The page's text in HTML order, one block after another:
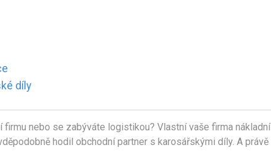
díly
firmu nebo se zabýváte logistikou? Vlastní vaše firma nákladní
hodil obchodní partner s karosářskými díly. A právě